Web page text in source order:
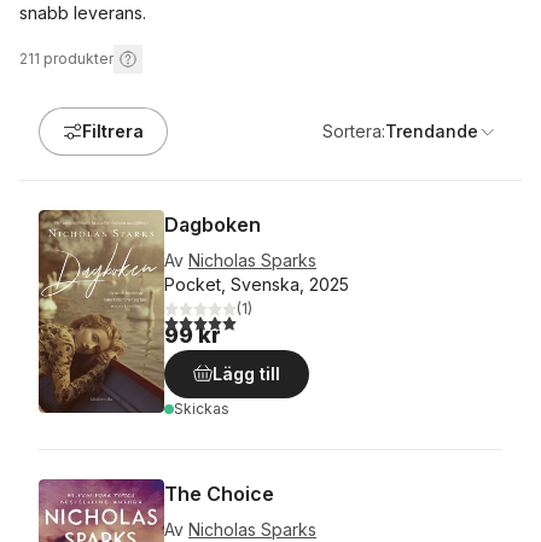
snabb leverans.
211 produkter
Filtrera Sortera:Trendande
Dagboken
Av Nicholas Sparks
Pocket, Svenska, 2025
5,0utav 5 stjärnor. Totalt antal röster:
(1)
99 kr
Lägg till
Skickas
The Choice
Av Nicholas Sparks